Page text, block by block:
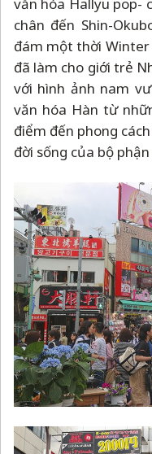
văn hóa Hallyu pop-
chân đến Shin-
đám một thời Winter
đã làm cho giới trẻ
với hình ảnh nam
văn hóa Hàn từ
điểm đến phong
đời sống của bộ